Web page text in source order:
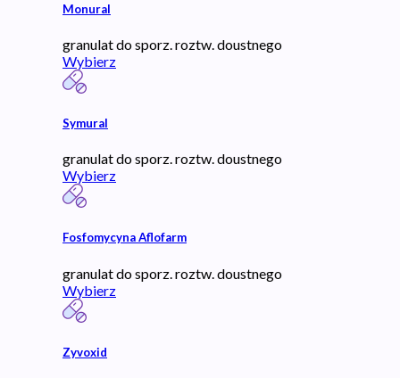
Monural
granulat do sporz. roztw. doustnego
Wybierz
Symural
granulat do sporz. roztw. doustnego
Wybierz
Fosfomycyna Aflofarm
granulat do sporz. roztw. doustnego
Wybierz
Zyvoxid